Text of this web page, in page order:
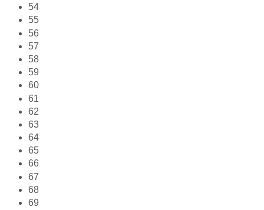
54
55
56
57
58
59
60
61
62
63
64
65
66
67
68
69